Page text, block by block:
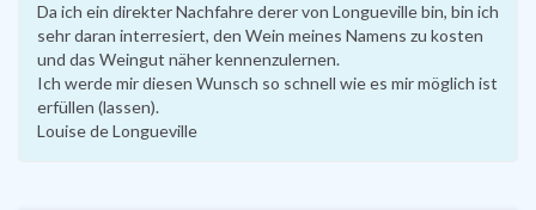
Da ich ein direkter Nachfahre derer von Longueville bin, bin ich
sehr daran interresiert, den Wein meines Namens zu kosten
und das Weingut näher kennenzulernen.
Ich werde mir diesen Wunsch so schnell wie es mir möglich ist
erfüllen (lassen).
Louise de Longueville